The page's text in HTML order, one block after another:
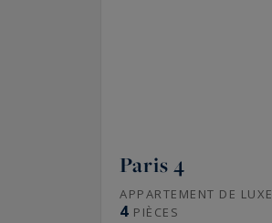
Paris 4
APPARTEMENT DE LUXE
4 PIÈCES